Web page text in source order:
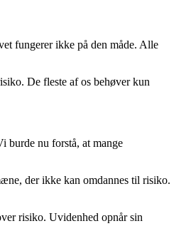
fungerer ikke på den måde. Alle
De fleste af os behøver kun
burde nu forstå, at mange
der ikke kan omdannes til risiko.
risiko. Uvidenhed opnår sin